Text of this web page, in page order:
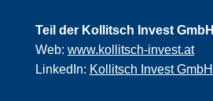
Teil der Kollitsch Invest GmbH
Web: www.kollitsch-invest.at
LinkedIn: Kollitsch Invest GmbH